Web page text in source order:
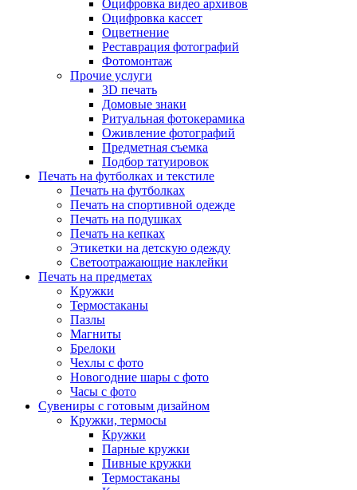
Оцифровка видео архивов
Оцифровка кассет
Оцветнение
Реставрация фотографий
Фотомонтаж
Прочие услуги
3D печать
Домовые знаки
Ритуальная фотокерамика
Оживление фотографий
Предметная съемка
Подбор татуировок
Печать на футболках и текстиле
Печать на футболках
Печать на спортивной одежде
Печать на подушках
Печать на кепках
Этикетки на детскую одежду
Светоотражающие наклейки
Печать на предметах
Кружки
Термостаканы
Пазлы
Магниты
Брелоки
Чехлы с фото
Новогодние шары с фото
Часы с фото
Сувениры с готовым дизайном
Кружки, термосы
Кружки
Парные кружки
Пивные кружки
Термостаканы